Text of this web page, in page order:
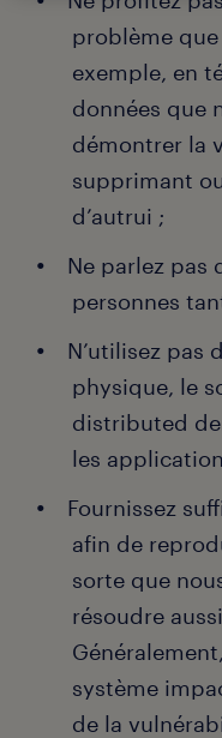
problème
exemple, en
données que
démontrer la
supprimant
d’autrui ;
Ne parlez pas
personnes
N’utilisez pas
physique, le
distributed
les
Fournissez
afin de
sorte que
résoudre
système
de la